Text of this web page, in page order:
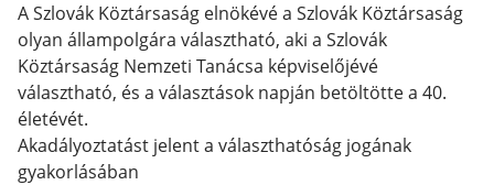
A Szlovák Köztársaság elnökévé a Szlovák Köztársaság
olyan állampolgára választható, aki a Szlovák
Köztársaság Nemzeti Tanácsa képviselőjévé
választható, és a választások napján betöltötte a 40.
életévét.
Akadályoztatást jelent a választhatóság jogának
gyakorlásában